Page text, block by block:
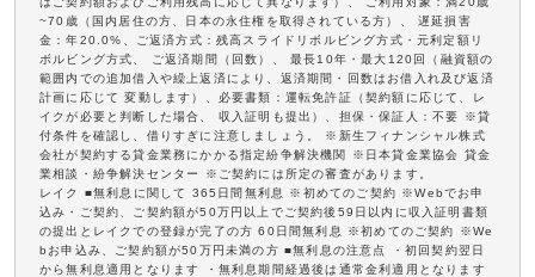
~70歳（国内居住の方、日本の永住権を取得されている方）、 遅延損害
金：年20.0%、ご返済方式：残高スライドリボルビング方式・元利定額リ
ボルビング方式、 ご返済期間（回数）、 最長10年・最大120回（融資額の
範囲内での追加借入や繰上返済により、返済期間・回数はお借入れ及び返済
計画に応じて 変動します）、必要書類：運転免許証（契約額に応じて、レ
イクが必要と判断した場合、 収入証明も提出）、担保・保証人：不要 ※貸
付条件を確認し、借りすぎに注意しましょう。 ※新生フィナンシャル株式
会社が契約する貸金業務にかかる指定紛争解決機関 ※日本貸金業協会 貸金
業相談・紛争解決センター ※ご契約には所定の審査があります。
レイク ■無利息に関して 365日間無利息 ※初めてのご契約 ※Webでお申
込み・ご契約、ご契約額が50万円以上でご契約後59日以内に収入証明書類
の提出とレイクでの登録が完了の方 60日間無利息 ※初めてのご契約 ※We
bお申込み、ご契約額が50万円未満の方 ■無利息の注意点 ・初回契約翌日
から無利息適用となります ・無利息期間経過後は通常金利適用となります